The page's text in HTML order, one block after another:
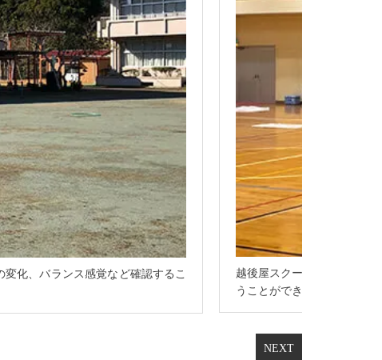
化、バランス感覚など確認するこ
越後屋スクールスタジオで
うことができます。